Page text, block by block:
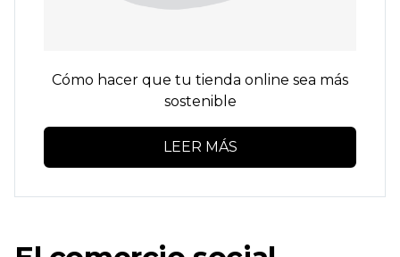
Cómo hacer que tu tienda online sea más
sostenible
LEER MÁS